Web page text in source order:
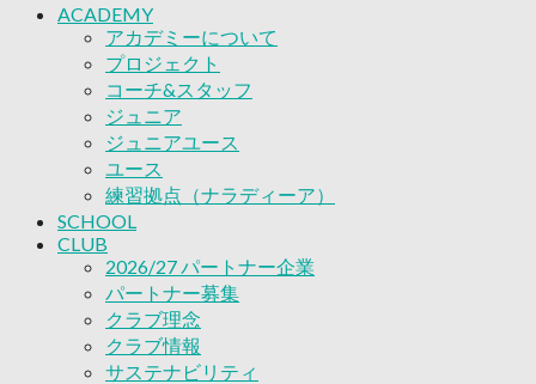
ACADEMY
アカデミーについて
プロジェクト
コーチ&スタッフ
ジュニア
ジュニアユース
ユース
練習拠点（ナラディーア）
SCHOOL
CLUB
2026/27 パートナー企業
パートナー募集
クラブ理念
クラブ情報
サステナビリティ